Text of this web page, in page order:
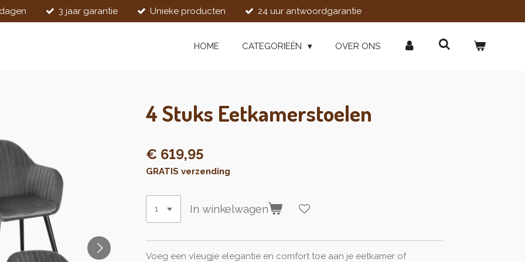
3 jaar garantie Unieke producten 24 uur antwoordgarantie
HOME CATEGORIEËN OVER ONS
4 Stuks Eetkamerstoelen
€ 619,95
GRATIS verzending
In winkelwagen
Voeg een vleugje elegantie en comfort toe aan je eetkamer of